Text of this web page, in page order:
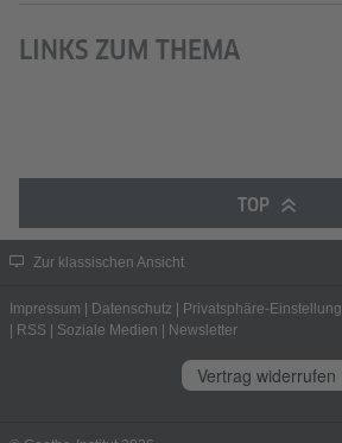
LINKS ZUM THEMA
TOP
Zur klassischen Ansicht
Impressum | Datenschutz | Privatsphäre-
| RSS | Soziale Medien | Newsletter
Vertrag widerrufen